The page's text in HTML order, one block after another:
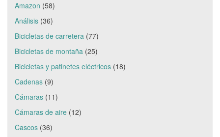
Amazon (58)
Análisis (36)
Bicicletas de carretera (77)
Bicicletas de montaña (25)
Bicicletas y patinetes eléctricos (18)
Cadenas (9)
Cámaras (11)
Cámaras de aire (12)
Cascos (36)